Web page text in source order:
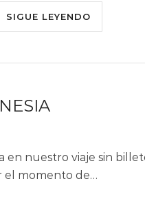
SIGUE LEYENDO
en nuestro viaje sin
el momento de…